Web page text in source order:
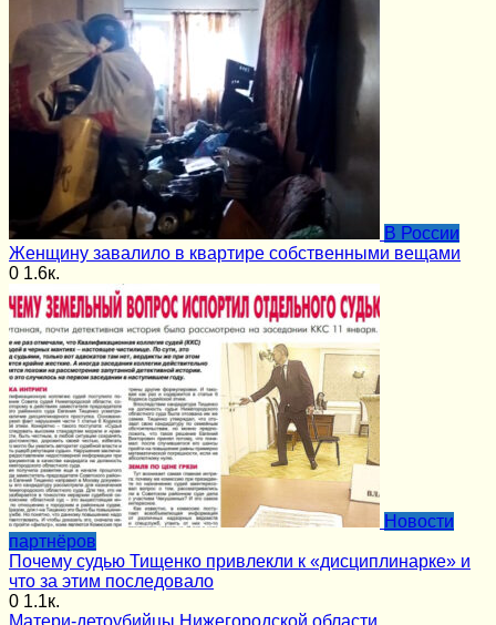
В России
Женщину завалило в квартире собственными вещами
0 1.6к.
Новости
партнёров
Почему судью Тищенко привлекли к «дисциплинарке» и
что за этим последовало
0 1.1к.
Матери-детоубийцы Нижегородской области